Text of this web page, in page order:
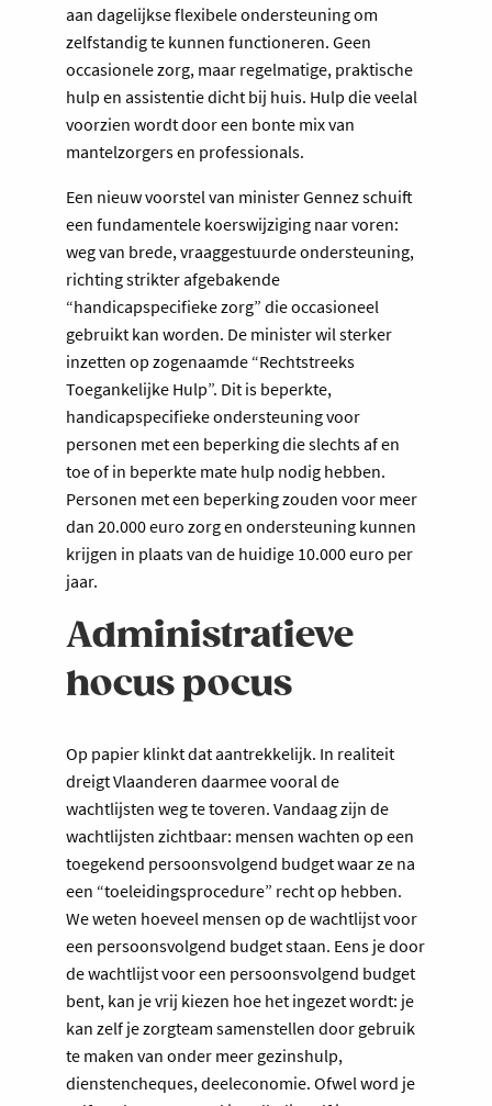
aan dagelijkse flexibele ondersteuning om
zelfstandig te kunnen functioneren. Geen
occasionele zorg, maar regelmatige, praktische
hulp en assistentie dicht bij huis. Hulp die veelal
voorzien wordt door een bonte mix van
mantelzorgers en professionals.
Een nieuw voorstel van minister Gennez schuift
een fundamentele koerswijziging naar voren:
weg van brede, vraaggestuurde ondersteuning,
richting strikter afgebakende
“handicapspecifieke zorg” die occasioneel
gebruikt kan worden. De minister wil sterker
inzetten op zogenaamde “Rechtstreeks
Toegankelijke Hulp”. Dit is beperkte,
handicapspecifieke ondersteuning voor
personen met een beperking die slechts af en
toe of in beperkte mate hulp nodig hebben.
Personen met een beperking zouden voor meer
dan 20.000 euro zorg en ondersteuning kunnen
krijgen in plaats van de huidige 10.000 euro per
jaar.
Administratieve
hocus pocus
Op papier klinkt dat aantrekkelijk. In realiteit
dreigt Vlaanderen daarmee vooral de
wachtlijsten weg te toveren. Vandaag zijn de
wachtlijsten zichtbaar: mensen wachten op een
toegekend persoonsvolgend budget waar ze na
een “toeleidingsprocedure” recht op hebben.
We weten hoeveel mensen op de wachtlijst voor
een persoonsvolgend budget staan. Eens je door
de wachtlijst voor een persoonsvolgend budget
bent, kan je vrij kiezen hoe het ingezet wordt: je
kan zelf je zorgteam samenstellen door gebruik
te maken van onder meer gezinshulp,
dienstencheques, deeleconomie. Ofwel word je